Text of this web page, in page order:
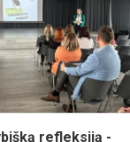
refleksiją -